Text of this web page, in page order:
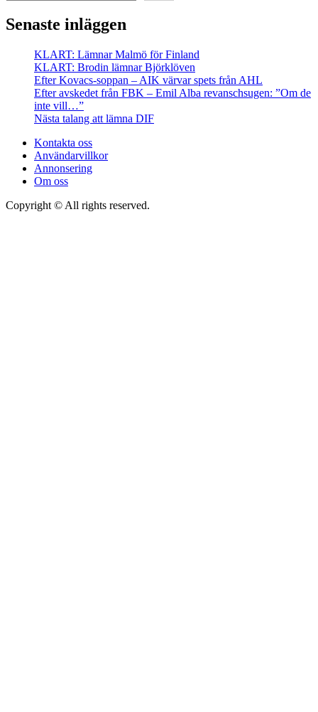
Senaste inläggen
KLART: Lämnar Malmö för Finland
KLART: Brodin lämnar Björklöven
Efter Kovacs-soppan – AIK värvar spets från AHL
Efter avskedet från FBK – Emil Alba revanschsugen: ”Om de
inte vill…”
Nästa talang att lämna DIF
Kontakta oss
Användarvillkor
Annonsering
Om oss
Copyright © All rights reserved.